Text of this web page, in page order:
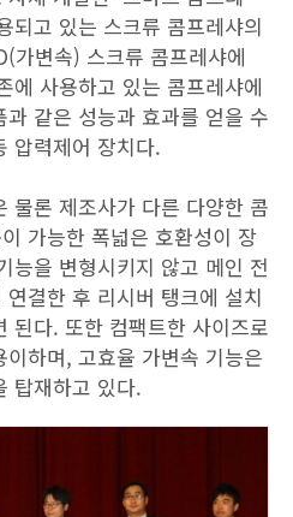
되고 있는 스크류 콤프레샤의
가변속) 스크류 콤프레샤에
에 사용하고 있는 콤프레샤에
같은 성능과 효과를 얻을 수
압력제어 장치다.
물론 제조사가 다른 다양한 콤
가능한 폭넓은 호환성이 장
능을 변형시키지 않고 메인 전
결한 후 리시버 탱크에 설치
된다. 또한 컴팩트한 사이즈로
하며, 고효율 가변속 기능은
탑재하고 있다.